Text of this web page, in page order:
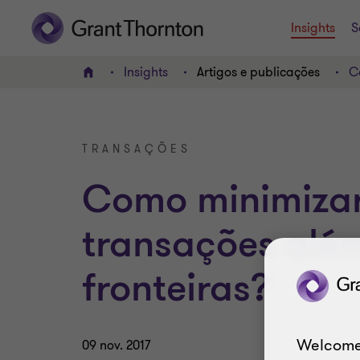
Insights
HOME Insights Artigos e publicações
TRANSAÇÕES
Como
transações
fronteiras?
09 nov. 2017